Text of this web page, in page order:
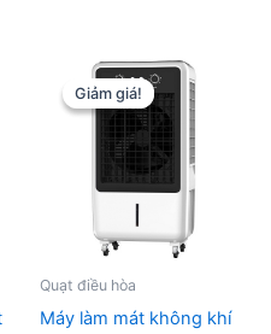
4.590.000 ₫.là:
Giảm giá!
Giảm giá!
Quạt điều hòa
Máy làm mát không khí